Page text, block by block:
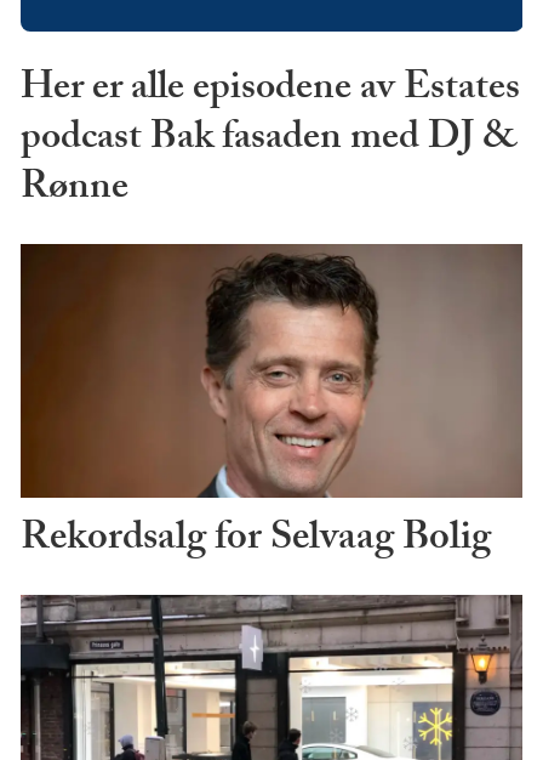
Her er alle episodene av Estates
podcast Bak fasaden med DJ &
Rønne
Rekordsalg for Selvaag Bolig